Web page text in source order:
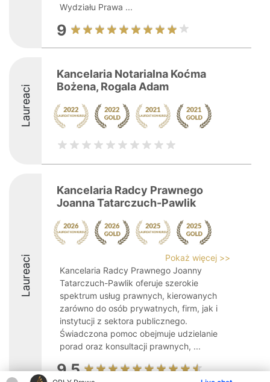
Wydziału Prawa ...
9
Laureaci
Kancelaria Notarialna Koćma
Bożena, Rogala Adam
Laureaci
Kancelaria Radcy Prawnego
Joanna Tatarczuch-Pawlik
Pokaż więcej >>
Kancelaria Radcy Prawnego Joanny
Tatarczuch-Pawlik oferuje szerokie
spektrum usług prawnych, kierowanych
zarówno do osób prywatnych, firm, jak i
instytucji z sektora publicznego.
Świadczona pomoc obejmuje udzielanie
porad oraz konsultacji prawnych, ...
9.5